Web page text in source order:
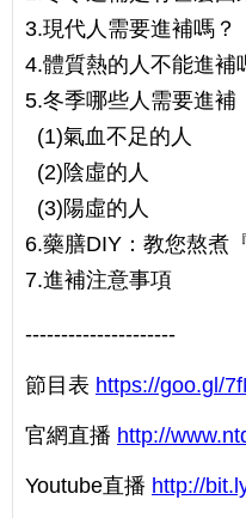
3.現代人需要進補嗎？
4.體質熱的人不能進補
5.冬季哪些人需要進補
(1)氣血不足的人
(2)陰虛的人
(3)陽虛的人
6.藥膳DIY：教您熬煮
7.進補注意事項
---------------------
節目表 https://goo.gl/
官網直播 http://
Youtube直播 http://